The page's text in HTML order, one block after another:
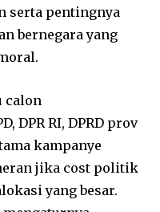
serta pentingnya
bernegara yang
calon
DPR RI, DPRD prov
kampanye
jika cost politik
yang besar.